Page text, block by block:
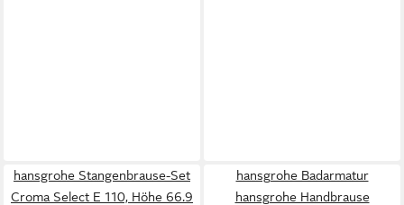
hansgrohe Stangenbrause-Set
Croma Select E 110, Höhe 66.9
hansgrohe Badarmatur
hansgrohe Handbrause